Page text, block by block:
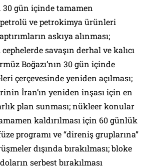
30 gün içinde tamamen
petrolü ve petrokimya ürünleri
askıya alınması;
savaşın derhal ve kalıcı
Boğazı’nın 30 gün içinde
çerçevesinde yeniden açılması;
İran’ın yeniden inşası için en
plan sunması; nükleer konular
kaldırılması için 60 günlük
programı ve “direniş gruplarına”
dışında bırakılması; bloke
serbest bırakılması